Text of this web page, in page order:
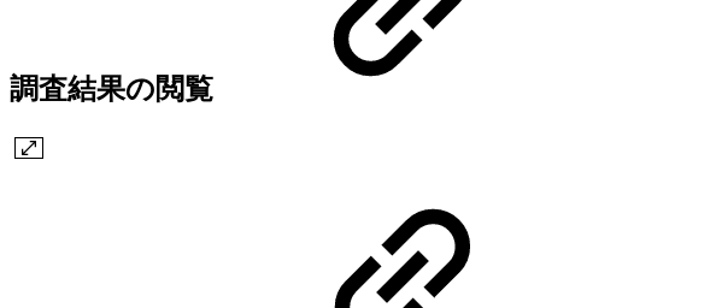
調査結果の閲覧